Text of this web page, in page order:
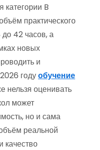
категории B
практического
42 часов, а
новых
и
годуобучение
нельзя оценивать
может
но и сама
реальной
качество